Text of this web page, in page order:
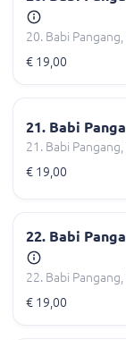
20. Babi
€ 19,00
21. Babi
21. Babi
€ 19,00
22. Babi
22. Babi
€ 19,00